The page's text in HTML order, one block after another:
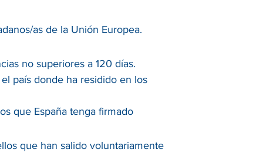
as de la Unión Europea.
no superiores a 120 días.
país donde ha residido en los
que España tenga firmado
que han salido voluntariamente